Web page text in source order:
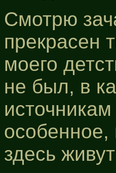
Смотрю
прекрасен
моего
не был, в
здесь